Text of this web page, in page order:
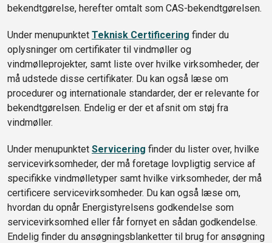
bekendtgørelse, herefter omtalt som CAS-bekendtgørelsen.
Under menupunktet Teknisk Certificering finder du
oplysninger om certifikater til vindmøller og
vindmølleprojekter, samt liste over hvilke virksomheder, der
må udstede disse certifikater. Du kan også læse om
procedurer og internationale standarder, der er relevante for
bekendtgørelsen. Endelig er der et afsnit om støj fra
vindmøller.
Under menupunktet Servicering finder du lister over, hvilke
servicevirksomheder, der må foretage lovpligtig service af
specifikke vindmølletyper samt hvilke virksomheder, der må
certificere servicevirksomheder. Du kan også læse om,
hvordan du opnår Energistyrelsens godkendelse som
servicevirksomhed eller får fornyet en sådan godkendelse.
Endelig finder du ansøgningsblanketter til brug for ansøgning